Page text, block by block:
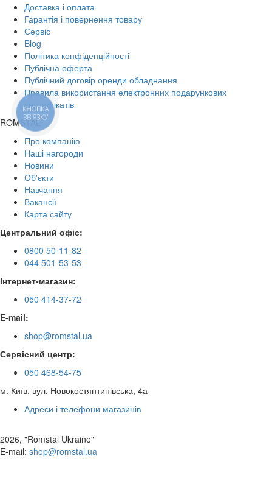
Доставка і оплата
Гарантія і повернення товару
Сервіс
Blog
Політика конфіденційності
Публічна оферта
Публічний договір оренди обладнання
Правила використання електронних подарункових
сертифікатів
ROMSTAL
Про компанію
Наші нагороди
Новини
Об'єкти
Навчання
Вакансії
Карта сайту
Центральний офіс:
0800 50-11-82
044 501-53-53
Інтернет-магазин:
050 414-37-72
E-mail:
shop@romstal.ua
Сервісний центр:
050 468-54-75
м. Київ, вул. Новокостянтинівська, 4а
Адреси і телефони магазинів
2026, "Romstal Ukraine"
​E-mail: shop@romstal.ua
КНОПКА
ЗВ'ЯЗКУ